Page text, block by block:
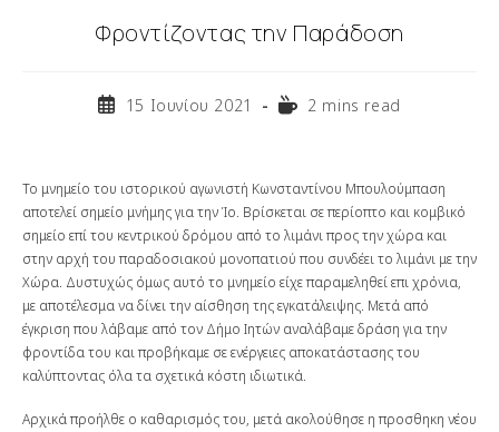
Φροντίζοντας την Παράδοση
Post15 Ιουνίου 2021
Reading2 mins read
Το μνημείο του ιστορικού αγωνιστή Κωνσταντίνου Μπουλούμπαση
αποτελεί σημείο μνήμης για την Ίο. Βρίσκεται σε περίοπτο και κομβικό
σημείο επί του κεντρικού δρόμου από το λιμάνι προς την χώρα και
στην αρχή του παραδοσιακού μονοπατιού που συνδέει το λιμάνι με την
Χώρα. Δυστυχώς όμως αυτό το μνημείο είχε παραμεληθεί επι χρόνια,
με αποτέλεσμα να δίνει την αίσθηση της εγκατάλειψης. Μετά από
έγκριση που λάβαμε από τον Δήμο Ιητών αναλάβαμε δράση για την
φροντίδα του και προβήκαμε σε ενέργειες αποκατάστασης του
καλύπτοντας όλα τα σχετικά κόστη ιδιωτικά.
Αρχικά προήλθε ο καθαρισμός του, μετά ακολούθησε η προσθηκη νέου